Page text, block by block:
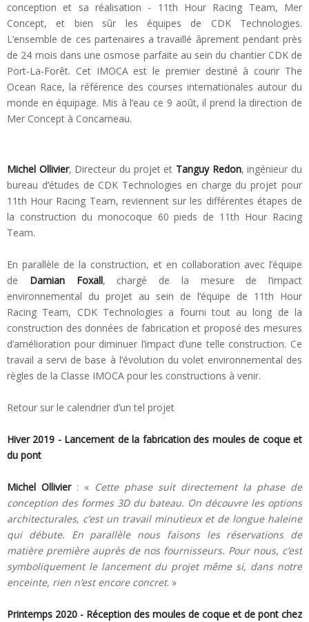
conception et sa réalisation - 11th Hour Racing Team, Mer
Concept, et bien sûr les équipes de CDK Technologies.
L’ensemble de ces partenaires a travaillé âprement pendant près
de 24 mois dans une osmose parfaite au sein du chantier CDK de
Port-La-Forêt. Cet IMOCA est le premier destiné à courir The
Ocean Race, la référence des courses internationales autour du
monde en équipage. Mis à l’eau ce 9 août, il prend la direction de
Mer Concept à Concarneau.
Michel Ollivier, Directeur du projet et Tanguy Redon, ingénieur du
bureau d’études de CDK Technologies en charge du projet pour
11th Hour Racing Team, reviennent sur les différentes étapes de
la construction du monocoque 60 pieds de 11th Hour Racing
Team.
En parallèle de la construction, et en collaboration avec l’équipe
de Damian Foxall, chargé de la mesure de l’impact
environnemental du projet au sein de l’équipe de 11th Hour
Racing Team, CDK Technologies a fourni tout au long de la
construction des données de fabrication et proposé des mesures
d’amélioration pour diminuer l’impact d’une telle construction. Ce
travail a servi de base à l’évolution du volet environnemental des
règles de la Classe IMOCA pour les constructions à venir.
Retour sur le calendrier d’un tel projet
Hiver 2019 - Lancement de la fabrication des moules de coque et
du pont
Michel Ollivier: « Cette phase suit directement la phase de
conception des formes 3D du bateau. On découvre les options
architecturales, c’est un travail minutieux et de longue haleine
qui débute. En parallèle nous faisons les réservations de
matière première auprès de nos fournisseurs. Pour nous, c’est
symboliquement le lancement du projet même si, dans notre
enceinte, rien n’est encore concret. »
Printemps 2020 - Réception des moules de coque et de pont chez